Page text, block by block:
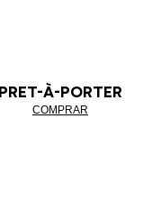
PRET-À-PORTER
COMPRAR